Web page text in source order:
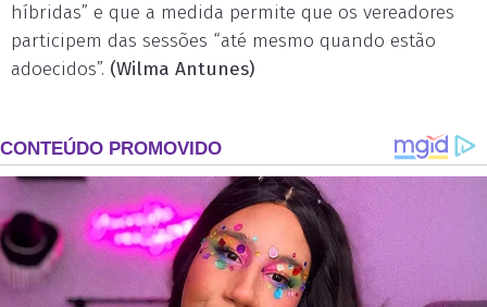
híbridas” e que a medida permite que os vereadores
participem das sessões “até mesmo quando estão
adoecidos”. (Wilma Antunes)